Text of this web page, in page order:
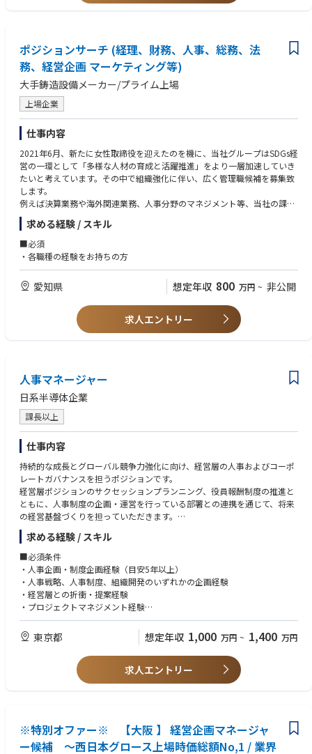
ポジションサーチ (経理、財務、人事、総務、法
務、経営企画 マーケティング等)
大手鋳造設備メーカー/プライム上場
上場企業
仕事内容
2021年6月、新たに女性取締役を迎えたのを機に、当社グループはSDGs経
営の一環として「多様な人材の育成と活躍推進」をより一層加速していき
たいと考えています。その中で組織強化に伴い、広く管理職候補を募集致
します。
例えば決算業務や海外関連業務、人事分野のマネジメント等、当社の課題
感にそって、ご経験に応じ担当業務をお任せを致します。
※詳しくは面接時にご確認ください
※下記のような部署での活躍を想定しております。
■配属予定組織
・本社：総務法務、財務部門、監査
・豊川製作所：人事部門、経理部門、業務管理（社内外のイベント企
画）、マーケティング
求める経験 / スキル
■必須
・各職種の経験をお持ちの方
愛知県 想定年収 800 万円 ~ 非公開
求人エントリー
人事マネージャー
日系半導体企業
課長以上
仕事内容
持続的な成長とグローバル競争力強化に向け、経営層の人事およびコーポ
レートガバナンスを担うポジションです。
経営層ポジションのサクセッションプランニング、役員報酬制度の推進と
ともに、人事制度の企画・運営を行っている部署との連携を通じて、将来
の経営基盤づくりを担っていただきます。
経営陣や社外取締役と関わり合いながら、経営に直結する人事課題の解決
と制度構築を推進していただきます。
・経営層ポジションのサクセッションプランニングの企画・推進
・役員報酬制度・株式報酬制度の企画・運営
・経営層、社外取締役、関係部門と連携したコーポレートガバナンス施策
の推進
・有価証券報告書等における人事・役員報酬関連の開示対応
求める経験 / スキル
■必須条件
・人事企画・制度企画経験（目安5年以上）
・人事戦略、人事制度、組織開発のいずれかの企画経験
・経営層との折衝・提案経験
・プロジェクトマネジメント経験
・英語での業務遂行能力（読み書き・会話）
■歓迎
・サクセッションプランニングの経験
・指名委員会、報酬委員会、取締役会事務局経験
・役員報酬制度・株式報酬制度に関する知識・実務経験
東京都 想定年収 1,000 万円 ~ 1,400 万円
求人エントリー
※特別オファー※ 【大阪 】 経営企画マネージャ
ー候補 ～西日本グロース上場時価総額No,1 / 業界